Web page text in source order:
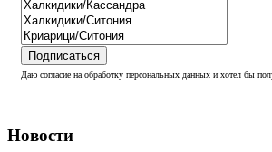
Подписаться
Даю согласие на обработку персональных данных и хотел бы
Новости